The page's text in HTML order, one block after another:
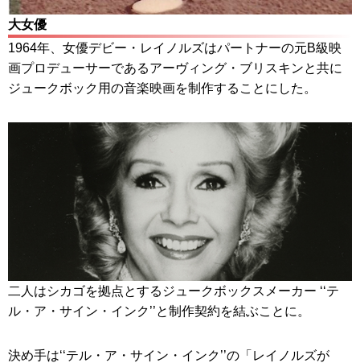
大女優
1964年、女優デビー・レイノルズはパートナーの元B級映
画プロデューサーであるアーヴィング・ブリスキンと共に
ジュークボック用の音楽映画を制作することにした。
二人はシカゴを拠点とするジュークボックスメーカー ‘‘テ
ル・ア・サイン・インク’’と制作契約を結ぶことに。
決め手は‘‘テル・ア・サイン・インク’’の「レイノルズが